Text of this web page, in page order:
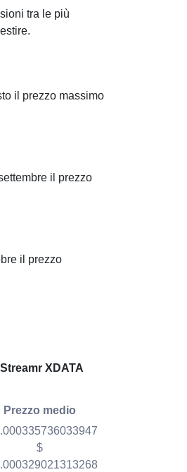
tra le più
il prezzo massimo
il prezzo
il prezzo
XDATA
Prezzo medio
$